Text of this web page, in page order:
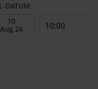
DATUM